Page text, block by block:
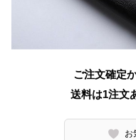
ご注文確定
送料は1注文
お